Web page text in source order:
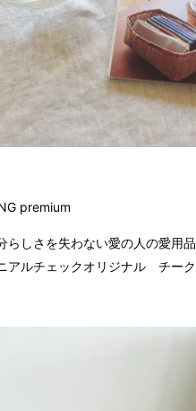
premium
らしさを失わない愛の人の愛用
アルチェックオリジナル チーク